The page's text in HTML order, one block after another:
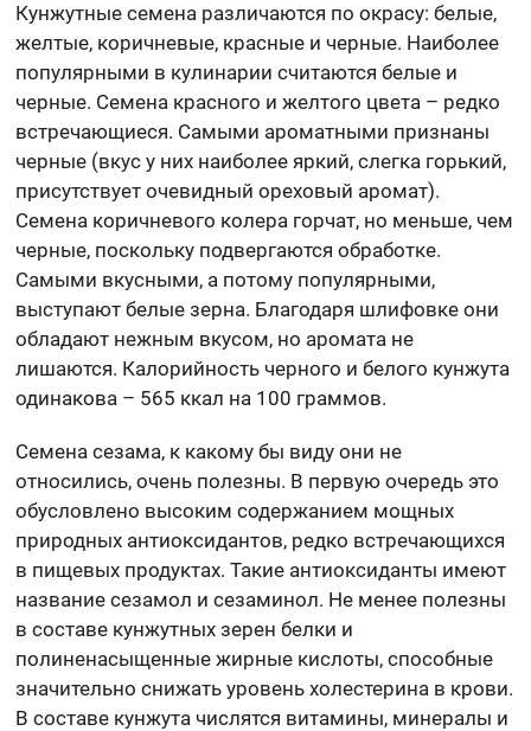
Кунжутные семена различаются по окрасу: белые,
желтые, коричневые, красные и черные. Наиболее
популярными в кулинарии считаются белые и
черные. Семена красного и желтого цвета – редко
встречающиеся. Самыми ароматными признаны
черные (вкус у них наиболее яркий, слегка горький,
присутствует очевидный ореховый аромат).
Семена коричневого колера горчат, но меньше, чем
черные, поскольку подвергаются обработке.
Самыми вкусными, а потому популярными,
выступают белые зерна. Благодаря шлифовке они
обладают нежным вкусом, но аромата не
лишаются. Калорийность черного и белого кунжута
одинакова – 565 ккал на 100 граммов.
Семена сезама, к какому бы виду они не
относились, очень полезны. В первую очередь это
обусловлено высоким содержанием мощных
природных антиоксидантов, редко встречающихся
в пищевых продуктах. Такие антиоксиданты имеют
название сезамол и сезаминол. Не менее полезны
в составе кунжутных зерен белки и
полиненасыщенные жирные кислоты, способные
значительно снижать уровень холестерина в крови.
В составе кунжута числятся витамины, минералы и